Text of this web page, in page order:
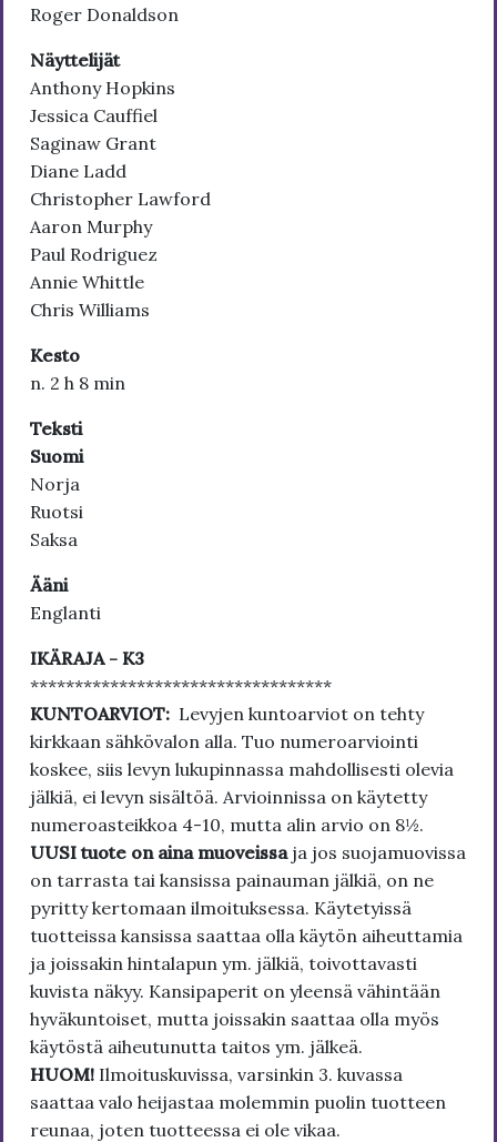
Roger Donaldson
Näyttelijät
Anthony Hopkins
Jessica Cauffiel
Saginaw Grant
Diane Ladd
Christopher Lawford
Aaron Murphy
Paul Rodriguez
Annie Whittle
Chris Williams
Kesto
n. 2 h 8 min
Teksti
Suomi
Norja
Ruotsi
Saksa
Ääni
Englanti
IKÄRAJA - K3
**********************************
KUNTOARVIOT: Levyjen kuntoarviot on tehty
kirkkaan sähkövalon alla. Tuo numeroarviointi
koskee, siis levyn lukupinnassa mahdollisesti olevia
jälkiä, ei levyn sisältöä. Arvioinnissa on käytetty
numeroasteikkoa 4-10, mutta alin arvio on 8½.
UUSI tuote on aina muoveissa ja jos suojamuovissa
on tarrasta tai kansissa painauman jälkiä, on ne
pyritty kertomaan ilmoituksessa. Käytetyissä
tuotteissa kansissa saattaa olla käytön aiheuttamia
ja joissakin hintalapun ym. jälkiä, toivottavasti
kuvista näkyy. Kansipaperit on yleensä vähintään
hyväkuntoiset, mutta joissakin saattaa olla myös
käytöstä aiheutunutta taitos ym. jälkeä.
HUOM! Ilmoituskuvissa, varsinkin 3. kuvassa
saattaa valo heijastaa molemmin puolin tuotteen
reunaa, joten tuotteessa ei ole vikaa.